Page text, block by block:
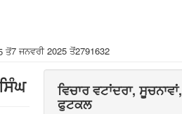
7 ਜਨਵਰੀ 2025 ਤੋਂ2791632
ਵਿਚਾਰ ਵਟਾਂਦਰਾ, ਸੂਚਨਾਵਾਂ,
ਫੁਟਕਲ